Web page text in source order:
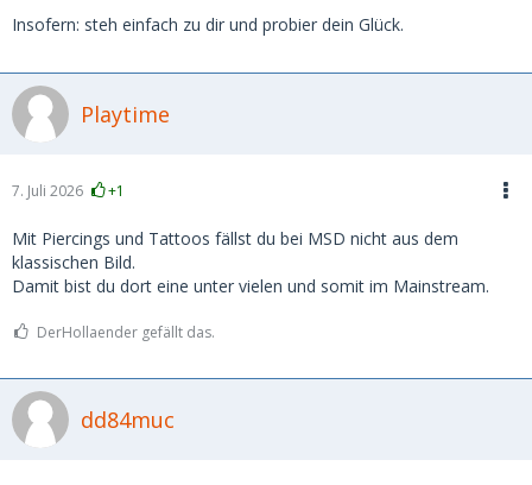
Insofern: steh einfach zu dir und probier dein Glück.
Playtime
7. Juli 2026 +1
Mit Piercings und Tattoos fällst du bei MSD nicht aus dem
klassischen Bild.
Damit bist du dort eine unter vielen und somit im Mainstream.
DerHollaender gefällt das.
dd84muc